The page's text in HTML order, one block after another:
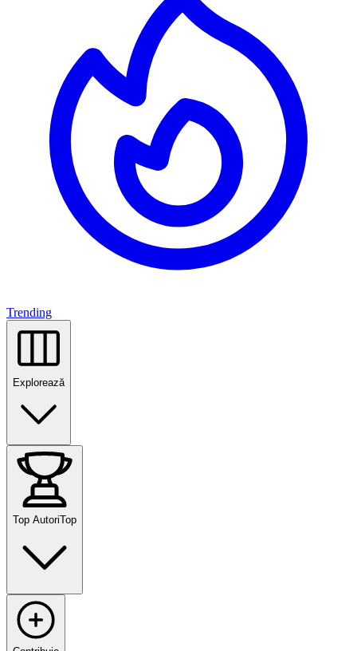
Trending
Explorează
Top AutoriTop